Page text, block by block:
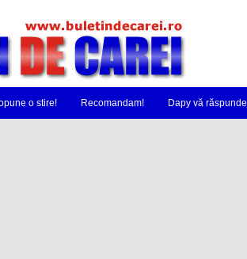
o stire! Recomandam! Dapy vă răspunde